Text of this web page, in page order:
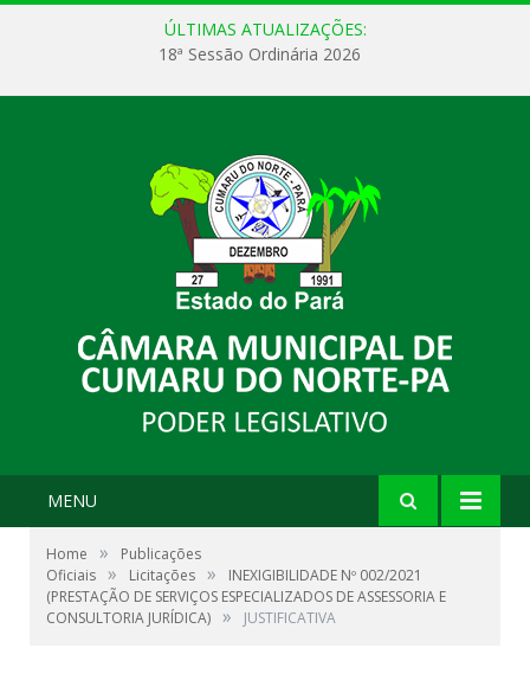
ÚLTIMAS ATUALIZAÇÕES:
18ª Sessão Ordinária 2026
MENU
Home »
Publicações
Oficiais » Licitações »
INEXIGIBILIDADE Nº 002/2021
(PRESTAÇÃO DE SERVIÇOS ESPECIALIZADOS DE ASSESSORIA E
CONSULTORIA JURÍDICA) » JUSTIFICATIVA